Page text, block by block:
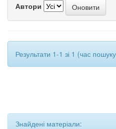
Автори
Результати 1-1 зі 1 (час
Знайдені матеріали: